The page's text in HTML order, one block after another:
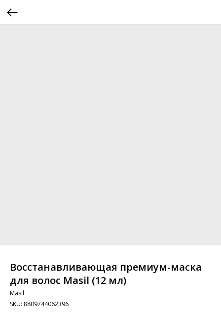
Восстанавливающая премиум-маска
для волос Masil (12 мл)
Masil
SKU: 8809744062396